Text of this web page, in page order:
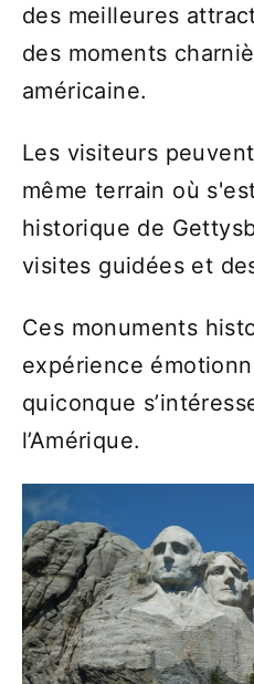
des meilleures
des moments
américaine.
Les visiteurs
même terrain où
historique de
visites guidées et
Ces monuments
expérience
quiconque
l’Amérique.